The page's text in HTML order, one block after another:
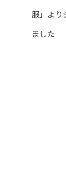
服」より
ました